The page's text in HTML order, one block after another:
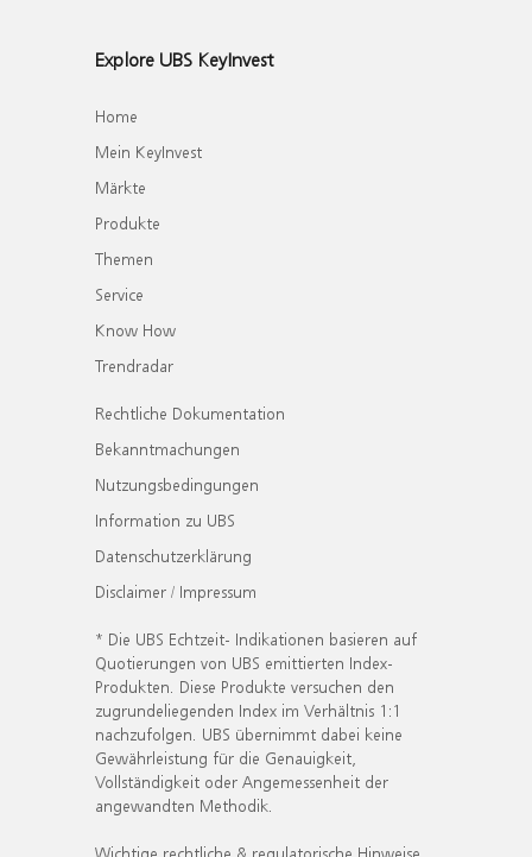
Explore UBS KeyInvest
Home
Mein KeyInvest
Märkte
Produkte
Themen
Service
Know How
Trendradar
Rechtliche Dokumentation
Bekanntmachungen
Nutzungsbedingungen
Information zu UBS
Datenschutzerklärung
Disclaimer / Impressum
* Die UBS Echtzeit- Indikationen basieren auf
Quotierungen von UBS emittierten Index-
Produkten. Diese Produkte versuchen den
zugrundeliegenden Index im Verhältnis 1:1
nachzufolgen. UBS übernimmt dabei keine
Gewährleistung für die Genauigkeit,
Vollständigkeit oder Angemessenheit der
angewandten Methodik.